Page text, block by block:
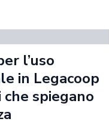
l’uso
in Legacoop
spiegano